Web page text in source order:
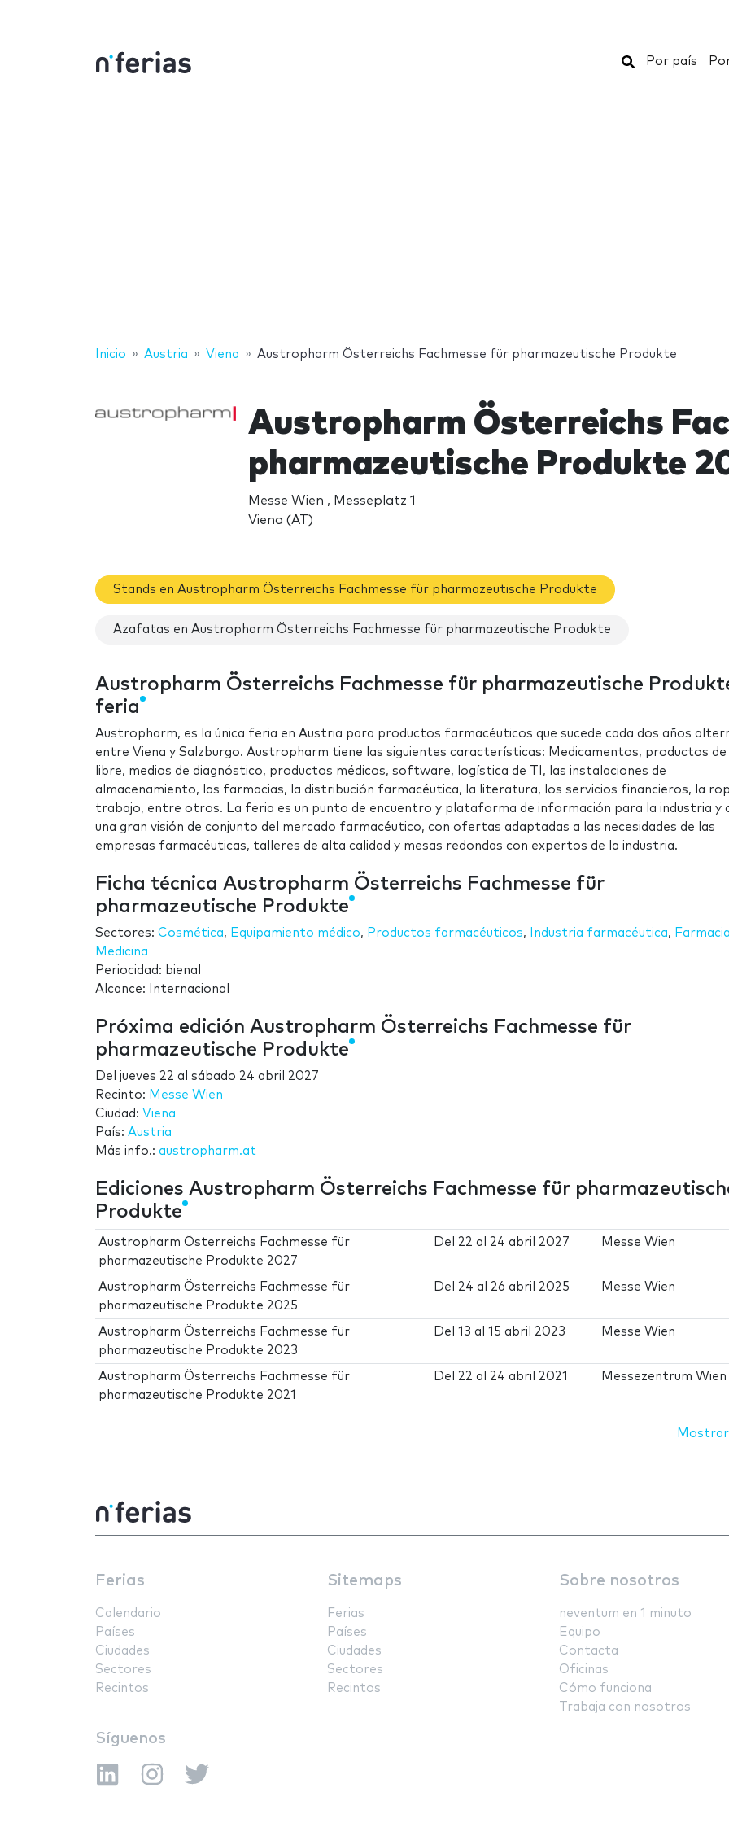
Buscar
Por país
Inicio Austria Viena Austropharm Österreichs Fachmesse für pharmazeutische Produkte
Austropharm Österreichs
pharmazeutische Produkte
Messe Wien , Messeplatz 1
Viena (AT)
Stands en Austropharm Österreichs Fachmesse für pharmazeutische Produkte
Azafatas en Austropharm Österreichs Fachmesse für pharmazeutische Produkte
Austropharm Österreichs Fachmesse für pharmazeutische
feria
Austropharm, es la única feria en Austria para productos farmacéuticos que sucede cada dos años
entre Viena y Salzburgo. Austropharm tiene las siguientes características: Medicamentos, productos
libre, medios de diagnóstico, productos médicos, software, logística de TI, las instalaciones de
almacenamiento, las farmacias, la distribución farmacéutica, la literatura, los servicios financieros, la
trabajo, entre otros. La feria es un punto de encuentro y plataforma de información para la industria y
una gran visión de conjunto del mercado farmacéutico, con ofertas adaptadas a las necesidades de las
empresas farmacéuticas, talleres de alta calidad y mesas redondas con expertos de la industria.
Ficha técnica Austropharm Österreichs Fachmesse für
pharmazeutische Produkte
Sectores: Cosmética, Equipamiento médico, Productos farmacéuticos, Industria farmacéutica, Farmacia
Medicina
Periocidad: bienal
Alcance: Internacional
Próxima edición Austropharm Österreichs Fachmesse für
pharmazeutische Produkte
Del jueves 22 al sábado 24 abril 2027
Recinto: Messe Wien
Ciudad: Viena
País: Austria
Más info.: austropharm.at
Ediciones Austropharm Österreichs Fachmesse für
Produkte
Austropharm Österreichs Fachmesse für
pharmazeutische Produkte 2027
Del 22 al 24 abril 2027 Messe Wien
Austropharm Österreichs Fachmesse für
pharmazeutische Produkte 2025
Del 24 al 26 abril 2025 Messe Wien
Austropharm Österreichs Fachmesse für
pharmazeutische Produkte 2023
Del13 al15 abril 2023 Messe Wien
Austropharm Österreichs Fachmesse für
pharmazeutische Produkte 2021
Del 22 al 24 abril 2021 Messezentrum Wien
Mostrar
Ferias
Calendario
Países
Ciudades
Sectores
Recintos
Sitemaps
Ferias
Países
Ciudades
Sectores
Recintos
Sobre nosotros
neventum en 1 minuto
Equipo
Contacta
Oficinas
Cómo funciona
Trabaja con nosotros
Síguenos